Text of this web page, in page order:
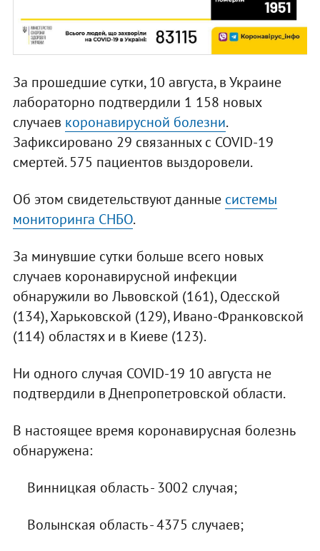
За прошедшие сутки, 10 августа, в Украине
лабораторно подтвердили 1 158 новых
случаев коронавирусной болезни.
Зафиксировано 29 связанных с COVID-19
смертей. 575 пациентов выздоровели.
Об этом свидетельствуют данные системы
мониторинга СНБО.
За минувшие сутки больше всего новых
случаев коронавирусной инфекции
обнаружили во Львовской (161), Одесской
(134), Харьковской (129), Ивано-Франковской
(114) областях и в Киеве (123).
Ни одного случая COVID-19 10 августа не
подтвердили в Днепропетровской области.
В настоящее время коронавирусная болезнь
обнаружена:
Винницкая область - 3002 случая;
Волынская область - 4375 случаев;